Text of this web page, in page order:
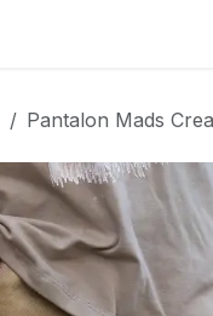
Pantalon Mads